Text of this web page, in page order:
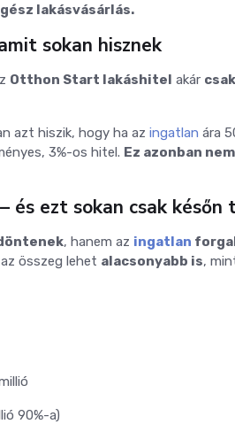
lakásvásárlás.
sokan hisznek
Otthon Start lakáshitel akár
azt hiszik, hogy ha az ingatlan ára
3%-os hitel. Ez azonban
ezt sokan csak későn
, hanem az ingatlan
összeg lehet alacsonyabb is,
90%-a)